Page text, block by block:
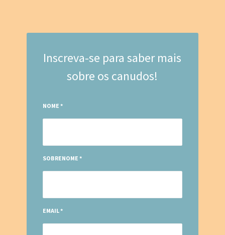
Inscreva-se para saber mais
sobre os canudos!
NOME*
SOBRENOME*
EMAIL*